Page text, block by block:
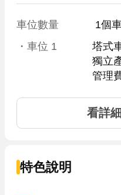
車位數量
1個
・車位 1
塔式
獨立
管理
看詳
特色說明